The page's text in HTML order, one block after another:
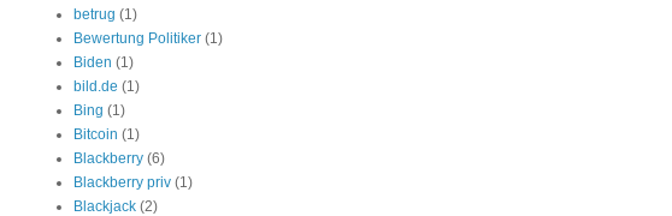
betrug (1)
Bewertung Politiker (1)
Biden (1)
bild.de (1)
Bing (1)
Bitcoin (1)
Blackberry (6)
Blackberry priv (1)
Blackjack (2)